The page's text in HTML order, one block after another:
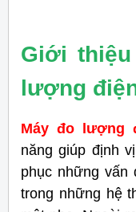
Giới
lượng
Máy đo lượng
năng giúp định
phục những vấn
trong những hệ